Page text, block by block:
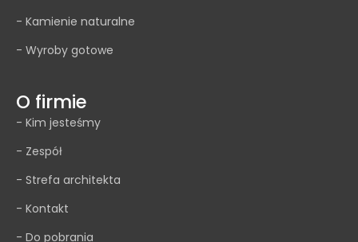
- Kamienie naturalne
- Wyroby gotowe
O firmie
- Kim jesteśmy
- Zespół
- Strefa architekta
- Kontakt
- Do pobrania